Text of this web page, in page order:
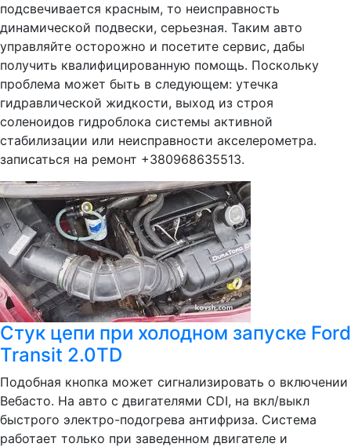
подсвечивается красным, то неисправность
динамической подвески, серьезная. Таким авто
управляйте осторожно и посетите сервис, дабы
получить квалифицированную помощь. Поскольку
проблема может быть в следующем: утечка
гидравлической жидкости, выход из строя
соленоидов гидроблока системы активной
стабилизации или неисправности акселерометра.
записаться на ремонт +380968635513.
Стук цепи при холодном запуске Ford
Transit 2.0TD
Подобная кнопка может сигнализировать о включении
Вебасто. На авто с двигателями CDI, на вкл/выкл
быстрого электро-подогрева антифриза. Система
работает только при заведенном двигателе и